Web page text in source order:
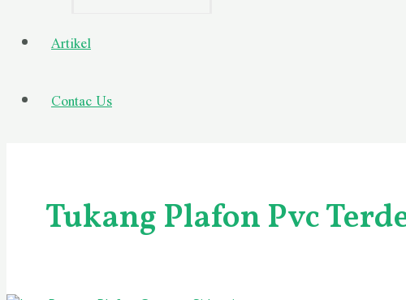
Artikel
Contac Us
Tukang Plafon Pvc